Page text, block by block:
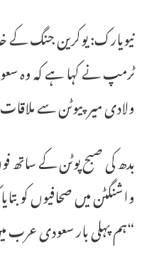
نیویارک: یوکرین جنگ کے
ٹرمپ نے کہا ہے کہ وہ
ولادی میر پیوٹن سے
بدھ کی صبح پوٹن کے
واشنگٹن میں صحافیوں کو
“ہم پہلی بار سعودی عرب